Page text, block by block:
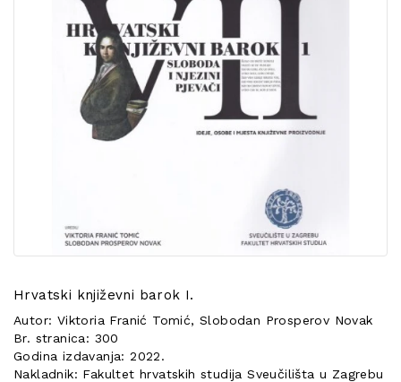
UDŽBENIKE!
Hrvatski književni barok I.
Autor: Viktoria Franić Tomić, Slobodan Prosperov Novak
Br. stranica: 300
Godina izdavanja: 2022.
Nakladnik: Fakultet hrvatskih studija Sveučilišta u Zagrebu